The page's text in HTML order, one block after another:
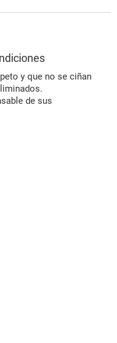
y que no se ciñan
de sus